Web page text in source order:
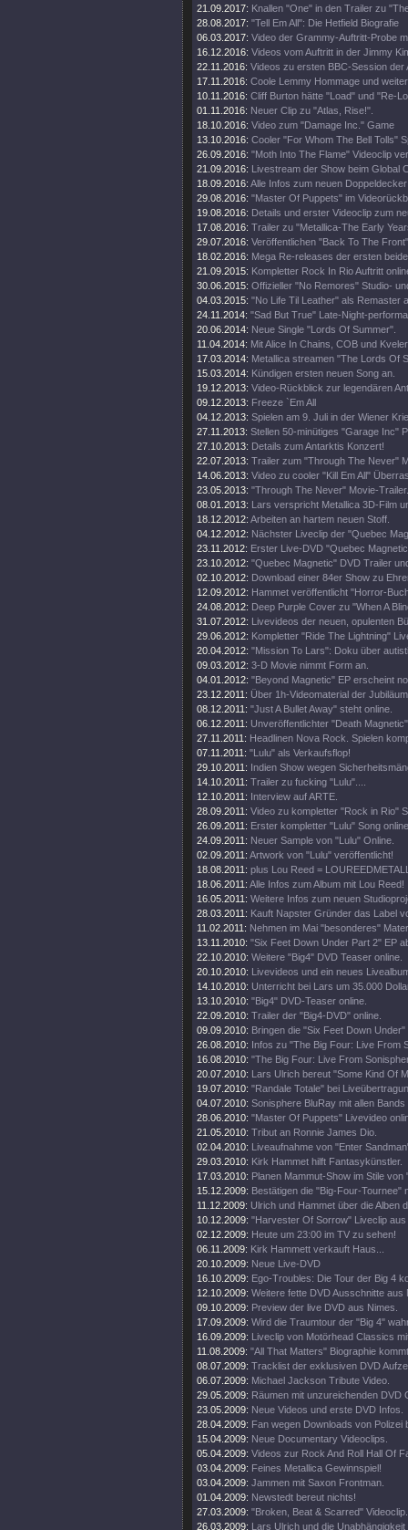
21.09.2017: Knallen "One" in den Trailer zu
28.08.2017: "Tell Em All": Die Hetfield Biografie
06.03.2017: Video der Grammy-Auftritt-Probe
16.12.2016: Videos vom Auftritt in der Jimmy
22.11.2016: Videos zu ersten BBC-Session der
17.11.2016: Coole Lemmy Hommage und
10.11.2016: Cliff Burton hätte "Load" und "Re-
01.11.2016: Neuer Clip zu "Atlas, Rise!".
18.10.2016: Video zum "Damage Inc." Game
13.10.2016: Cooler "For Whom The Bell Tolls"
26.09.2016: "Moth Into The Flame" Videoclip
21.09.2016: Livestream der Show beim Global
18.09.2016: Alle Infos zum neuen
29.08.2016: "Master Of Puppets" im
19.08.2016: Details und erster Videoclip zum
17.08.2016: Trailer zu "Metallica-The Early
29.07.2016: Veröffentlichen "Back To The
18.02.2016: Mega Re-releases der ersten
21.09.2015: Kompletter Rock In Rio Auftritt
30.06.2015: Offizieller "No Remores" Studio-
04.03.2015: "No Life Til Leather" als Remaster
24.11.2014: "Sad But True" Late-Night-
20.06.2014: Neue Single "Lords Of Summer".
11.04.2014: Mit Alice In Chains, COB und
17.03.2014: Metallica streamen "The Lords Of
15.03.2014: Kündigen ersten neuen Song an.
19.12.2013: Video-Rückblick zur legendären
09.12.2013: Freeze `Em All
04.12.2013: Spielen am 9. Juli in der Wiener
27.11.2013: Stellen 50-minütiges "Garage Inc"
27.10.2013: Details zum Antarktis Konzert!
22.07.2013: Trailer zum "Through The Never"
14.06.2013: Video zu cooler "Kill Em All"
23.05.2013: "Through The Never" Movie-Trailer.
08.01.2013: Lars verspricht Metallica 3D-Film
18.12.2012: Arbeiten an hartem neuen Stoff.
04.12.2012: Nächster Liveclip der "Quebec
23.11.2012: Erster Live-DVD "Quebec
23.10.2012: "Quebec Magnetic" DVD Trailer
02.10.2012: Download einer 84er Show zu
12.09.2012: Hammet veröffentlicht "Horror-
24.08.2012: Deep Purple Cover zu "When A
31.07.2012: Livevideos der neuen, opulenten
29.06.2012: Kompletter "Ride The Lightning"
20.04.2012: "Mission To Lars": Doku über
09.03.2012: 3-D Movie nimmt Form an.
04.01.2012: "Beyond Magnetic" EP erscheint
23.12.2011: Über 1h-Videomaterial der
08.12.2011: "Just A Bullet Away" steht online.
06.12.2011: Unveröffentlichter "Death
27.11.2011: Headlinen Nova Rock. Spielen
07.11.2011: "Lulu" als Verkaufsflop!
29.10.2011: Indien Show wegen
14.10.2011: Trailer zu fucking "Lulu"....
12.10.2011: Interview auf ARTE.
28.09.2011: Video zu kompletter "Rock in Rio"
26.09.2011: Erster kompletter "Lulu" Song
24.09.2011: Neuer Sample von "Lulu" Online.
02.09.2011: Artwork von "Lulu" veröffentlicht!
18.08.2011: plus Lou Reed =
18.06.2011: Alle Infos zum Album mit Lou Reed!
16.05.2011: Weitere Infos zum neuen
28.03.2011: Kauft Napster Gründer das Label
11.02.2011: Nehmen im Mai "besonderes"
13.11.2010: "Six Feet Down Under Part 2" EP
22.10.2010: Weitere "Big4" DVD Teaser online.
20.10.2010: Livevideos und ein neues
14.10.2010: Unterricht bei Lars um 35.000
13.10.2010: "Big4" DVD-Teaser online.
22.09.2010: Trailer der "Big4-DVD" online.
09.09.2010: Bringen die "Six Feet Down Under"
26.08.2010: Infos zu "The Big Four: Live From
16.08.2010: "The Big Four: Live From
20.07.2010: Lars Ulrich bereut "Some Kind Of
19.07.2010: "Randale Totale" bei
04.07.2010: Sonisphere BluRay mit allen Bands
28.06.2010: "Master Of Puppets" Livevideo
21.05.2010: Tribut an Ronnie James Dio.
02.04.2010: Liveaufnahme von "Enter
29.03.2010: Kirk Hammet hilft Fantasykünstler.
17.03.2010: Planen Mammut-Show im Stile von
15.12.2009: Bestätigen die "Big-Four-Tournee"
11.12.2009: Ulrich und Hammet über die Alben
10.12.2009: "Harvester Of Sorrow" Liveclip
02.12.2009: Heute um 23:00 im TV zu sehen!
06.11.2009: Kirk Hammett verkauft Haus...
20.10.2009: Neue Live-DVD
16.10.2009: Ego-Troubles: Die Tour der Big 4
12.10.2009: Weitere fette DVD Ausschnitte aus
09.10.2009: Preview der live DVD aus Nimes.
17.09.2009: Wird die Traumtour der "Big 4"
16.09.2009: Liveclip von Motörhead Classics
11.08.2009: "All That Matters" Biographie
08.07.2009: Tracklist der exklusiven DVD
06.07.2009: Michael Jackson Tribute Video.
29.05.2009: Räumen mit unzureichenden DVD
23.05.2009: Neue Videos und erste DVD Infos.
28.04.2009: Fan wegen Downloads von Polizei
15.04.2009: Neue Documentary Videoclips.
05.04.2009: Videos zur Rock And Roll Hall Of
03.04.2009: Feines Metallica Gewinnspiel!
03.04.2009: Jammen mit Saxon Frontman.
01.04.2009: Newstedt bereut nichts!
27.03.2009: "Broken, Beat & Scarred" Videoclip.
26.03.2009: Lars Ulrich und die Unabhängigkeit